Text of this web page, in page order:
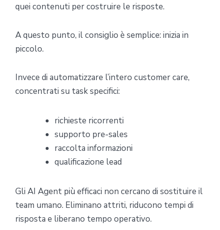
quei contenuti per costruire le risposte.
A questo punto, il consiglio è semplice: inizia in
piccolo.
Invece di automatizzare l’intero customer care,
concentrati su task specifici:
richieste ricorrenti
supporto pre-sales
raccolta informazioni
qualificazione lead
Gli AI Agent più efficaci non cercano di sostituire il
team umano. Eliminano attriti, riducono tempi di
risposta e liberano tempo operativo.